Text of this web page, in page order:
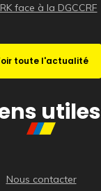
face à la DGCCRF
toute l'actualité
utiles
Nous contacter